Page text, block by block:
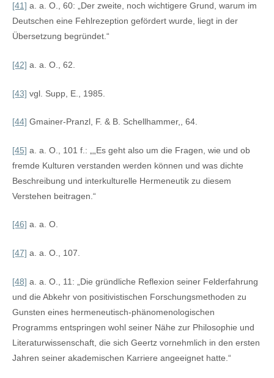
[41] a. a. O., 60: „Der zweite, noch wichtigere Grund, warum im
Deutschen eine Fehlrezeption gefördert wurde, liegt in der
Übersetzung begründet.“
[42] a. a. O., 62.
[43] vgl. Supp, E., 1985.
[44] Gmainer-Pranzl, F. & B. Schellhammer,, 64.
[45] a. a. O., 101 f.: „„Es geht also um die Fragen, wie und ob
fremde Kulturen verstanden werden können und was dichte
Beschreibung und interkulturelle Hermeneutik zu diesem
Verstehen beitragen.“
[46] a. a. O.
[47] a. a. O., 107.
[48] a. a. O., 11: „Die gründliche Reflexion seiner Felderfahrung
und die Abkehr von positivistischen Forschungsmethoden zu
Gunsten eines hermeneutisch-phänomenologischen
Programms entspringen wohl seiner Nähe zur Philosophie und
Literaturwissenschaft, die sich Geertz vornehmlich in den ersten
Jahren seiner akademischen Karriere angeeignet hatte.“